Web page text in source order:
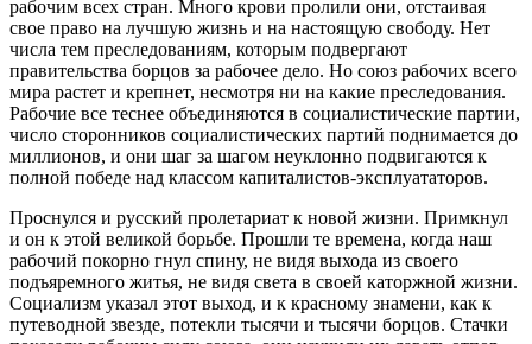
рабочим всех стран. Много крови пролили они, отстаивая
свое право на лучшую жизнь и на настоящую свободу. Нет
числа тем преследованиям, которым подвергают
правительства борцов за рабочее дело. Но союз рабочих всего
мира растет и крепнет, несмотря ни на какие преследования.
Рабочие все теснее объединяются в социалистические партии,
число сторонников социалистических партий поднимается до
миллионов, и они шаг за шагом неуклонно подвигаются к
полной победе над классом капиталистов-эксплуататоров.
Проснулся и русский пролетариат к новой жизни. Примкнул
и он к этой великой борьбе. Прошли те времена, когда наш
рабочий покорно гнул спину, не видя выхода из своего
подъяремного житья, не видя света в своей каторжной жизни.
Социализм указал этот выход, и к красному знамени, как к
путеводной звезде, потекли тысячи и тысячи борцов. Стачки